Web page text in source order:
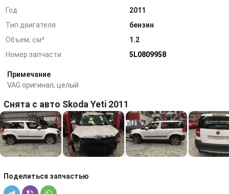
Год
2011
Тип двигателя
бензин
Объем, см³
1.2
Номер запчасти
5L0809958
Примечание
VAG оригинал, целый
Снята с авто Skoda Yeti 2011
Поделиться запчастью